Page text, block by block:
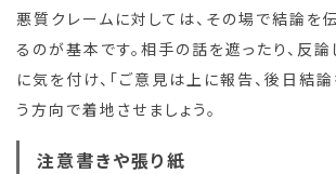
悪質クレームに対しては、その場で結論を
るのが基本です。相手の話を遮ったり、反論
に気を付け、「ご意見は上に報告、後日結
う方向で着地させましょう。
注意書きや張り紙